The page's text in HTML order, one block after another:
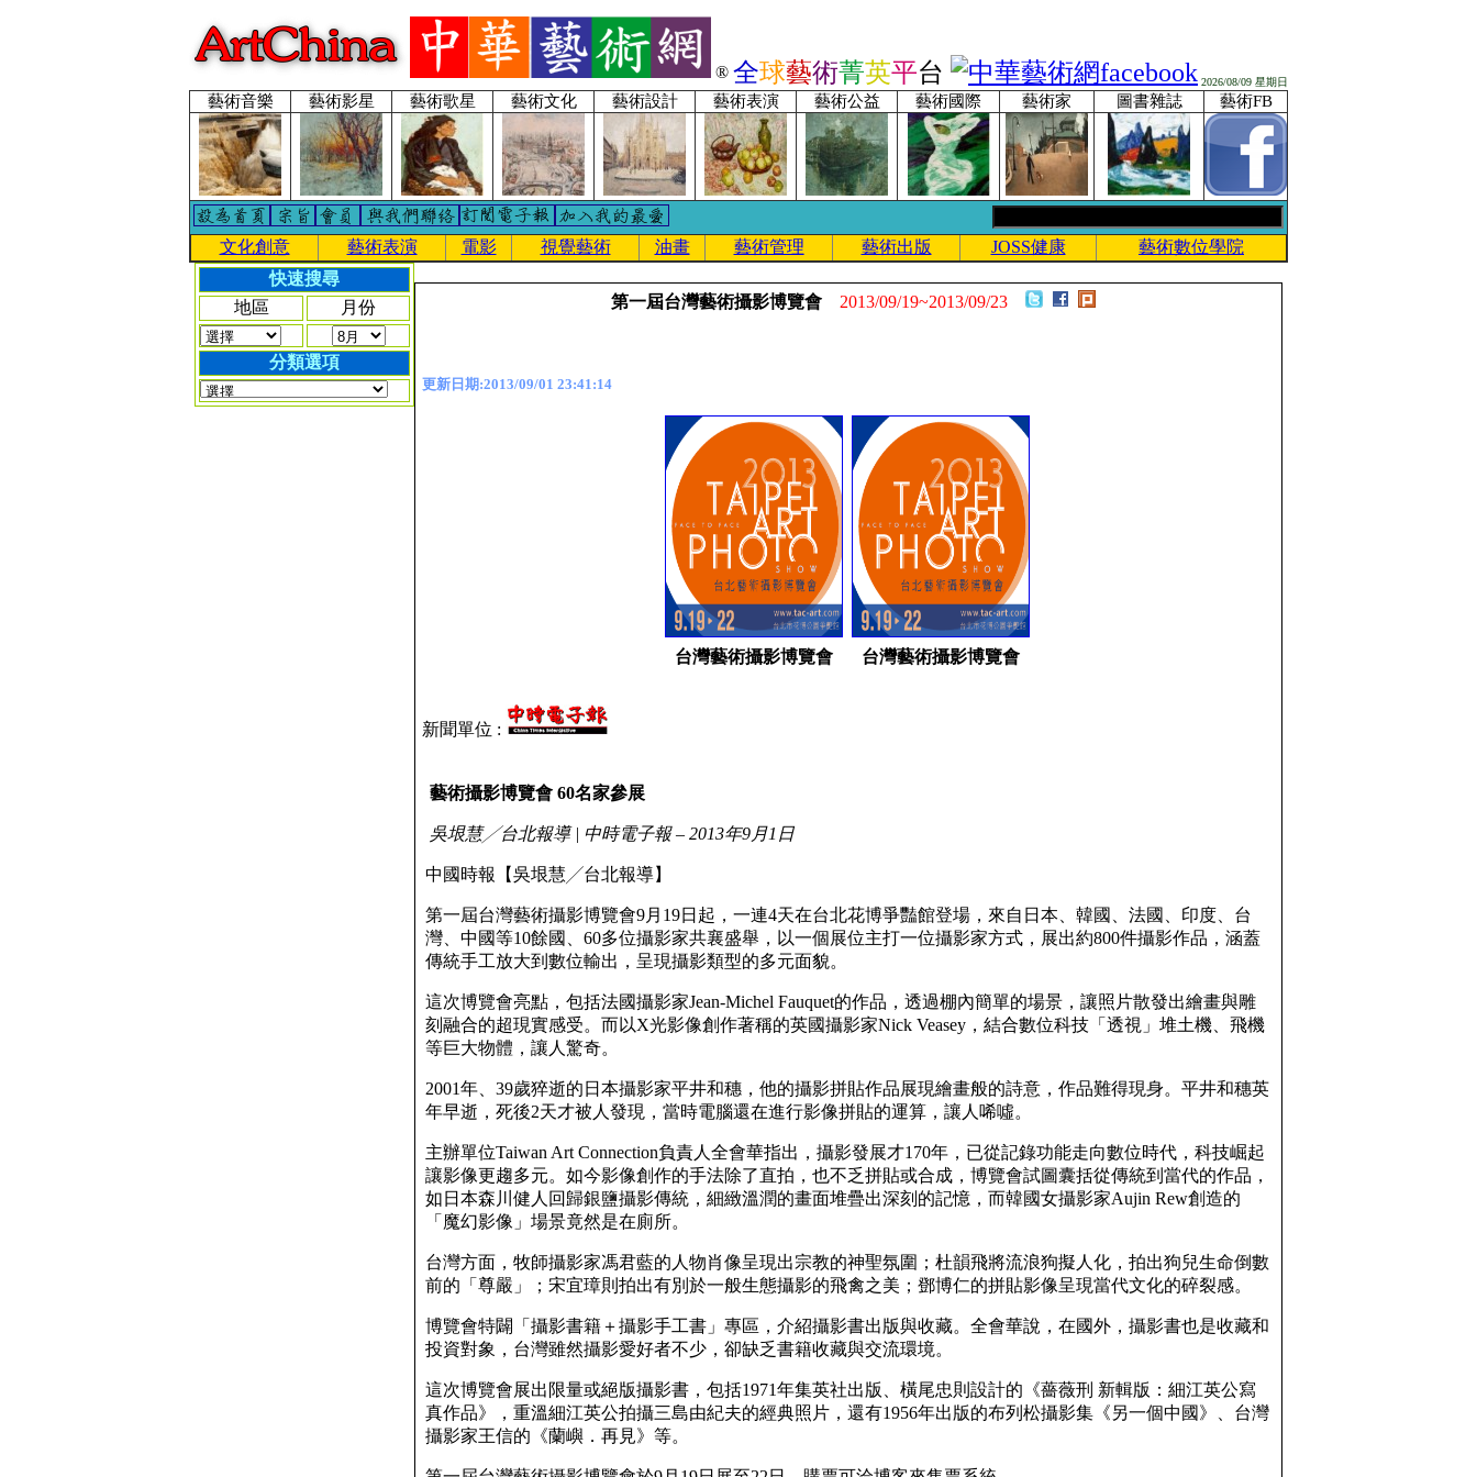
® 全球藝術菁英平台 2026/08/09 星期日
藝術音樂 藝術影星 藝術歌星 藝術文化 藝術設計 藝術表演 藝術公益 藝術國際 藝術家 圖書雜誌 藝術FB
文化創意 藝術表演 電影 視覺藝術 油畫 藝術管理 藝術出版 JOSS健康
藝術數位學院
快速搜尋
地區
月份
分類選項
第一屆台灣藝術攝影博覽會 2013/09/19~2013/09/23
更新日期:2013/09/01 23:41:14
台灣藝術攝影博覽會 台灣藝術攝影博覽會
新聞單位 :
藝術攝影博覽會 60名家參展
吳垠慧╱台北報導 | 中時電子報– 2013年9月1 日
中國時報【吳垠慧╱台北報導】
第一屆台灣藝術攝影博覽會9月19日起，一連4天在台北花博爭豔館登場，來自日本、韓國、法國、印度、台
灣、中國等10餘國、60多位攝影家共襄盛舉，以一個展位主打一位攝影家方式，展出約800件攝影作品，涵蓋
傳統手工放大到數位輸出，呈現攝影類型的多元面貌。
這次博覽會亮點，包括法國攝影家Jean-Michel Fauquet的作品，透過棚內簡單的場景，讓照片散發出繪畫與雕
刻融合的超現實感受。而以X光影像創作著稱的英國攝影家Nick Veasey，結合數位科技「透視」堆土機、飛機
等巨大物體，讓人驚奇。
2001年、39歲猝逝的日本攝影家平井和穗，他的攝影拼貼作品展現繪畫般的詩意，作品難得現身。平井和穗英
年早逝，死後2天才被人發現，當時電腦還在進行影像拼貼的運算，讓人唏噓。
主辦單位Taiwan Art Connection負責人全會華指出，攝影發展才170年，已從記錄功能走向數位時代，科技崛起
讓影像更趨多元。如今影像創作的手法除了直拍，也不乏拼貼或合成，博覽會試圖囊括從傳統到當代的作品，
如日本森川健人回歸銀鹽攝影傳統，細緻溫潤的畫面堆疊出深刻的記憶，而韓國女攝影家Aujin Rew創造的
「魔幻影像」場景竟然是在廁所。
台灣方面，牧師攝影家馮君藍的人物肖像呈現出宗教的神聖氛圍；杜韻飛將流浪狗擬人化，拍出狗兒生命倒數
前的「尊嚴」；宋宜璋則拍出有別於一般生態攝影的飛禽之美；鄧博仁的拼貼影像呈現當代文化的碎裂感。
博覽會特闢「攝影書籍＋攝影手工書」專區，介紹攝影書出版與收藏。全會華說，在國外，攝影書也是收藏和
投資對象，台灣雖然攝影愛好者不少，卻缺乏書籍收藏與交流環境。
這次博覽會展出限量或絕版攝影書，包括1971年集英社出版、橫尾忠則設計的《薔薇刑 新輯版：細江英公寫
真作品》，重溫細江英公拍攝三島由紀夫的經典照片，還有1956年出版的布列松攝影集《另一個中國》、台灣
攝影家王信的《蘭嶼．再見》等。